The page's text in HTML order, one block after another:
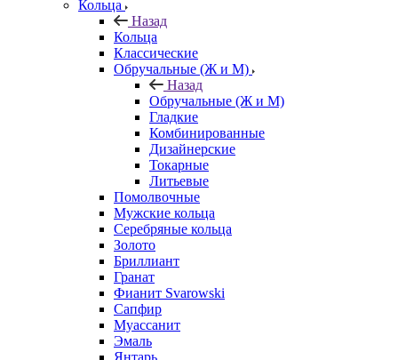
Кольца
Назад
Кольца
Классические
Обручальные (Ж и М)
Назад
Обручальные (Ж и М)
Гладкие
Комбинированные
Дизайнерские
Токарные
Литьевые
Помолвочные
Мужские кольца
Серебряные кольца
Золото
Бриллиант
Гранат
Фианит Svarowski
Сапфир
Муассанит
Эмаль
Янтарь